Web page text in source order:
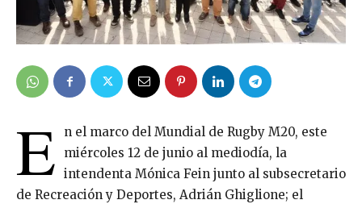
E
n el marco del Mundial de Rugby M20, este
miércoles 12 de junio al mediodía, la
intendenta Mónica Fein junto al subsecretario
de Recreación y Deportes, Adrián Ghiglione; el